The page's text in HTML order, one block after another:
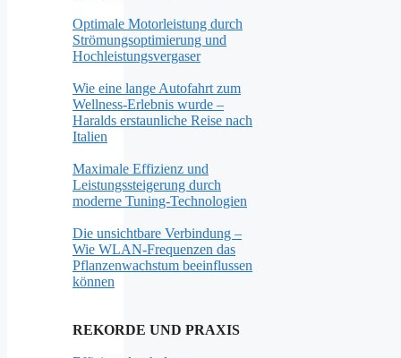
Optimale Motorleistung durch
Strömungsoptimierung und
Hochleistungsvergaser
Wie eine lange Autofahrt zum
Wellness-Erlebnis wurde –
Haralds erstaunliche Reise nach
Italien
Maximale Effizienz und
Leistungssteigerung durch
moderne Tuning-Technologien
Die unsichtbare Verbindung –
Wie WLAN-Frequenzen das
Pflanzenwachstum beeinflussen
können
REKORDE UND PRAXIS